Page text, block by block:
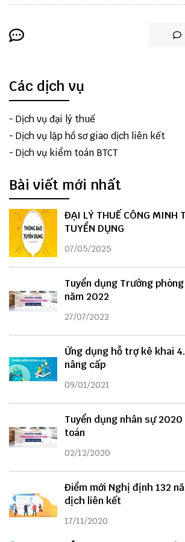
Các dịch vụ
- Dịch vụ đại lý thuế
- Dịch vụ lập hồ sơ giao dịch liên kết
- Dịch vụ kiểm toán BTCT
Bài viết mới nhất
ĐẠI LÝ THUẾ CÔNG MINH
TUYỂN DỤNG
07/05/2025
Tuyển dụng Trưởng
năm 2022
27/07/2022
Ứng dụng hỗ trợ kê khai
nâng cấp
09/01/2021
Tuyển dụng nhân sự
toán
02/12/2020
Điểm mới Nghị định 132
dịch liên kết
17/11/2020